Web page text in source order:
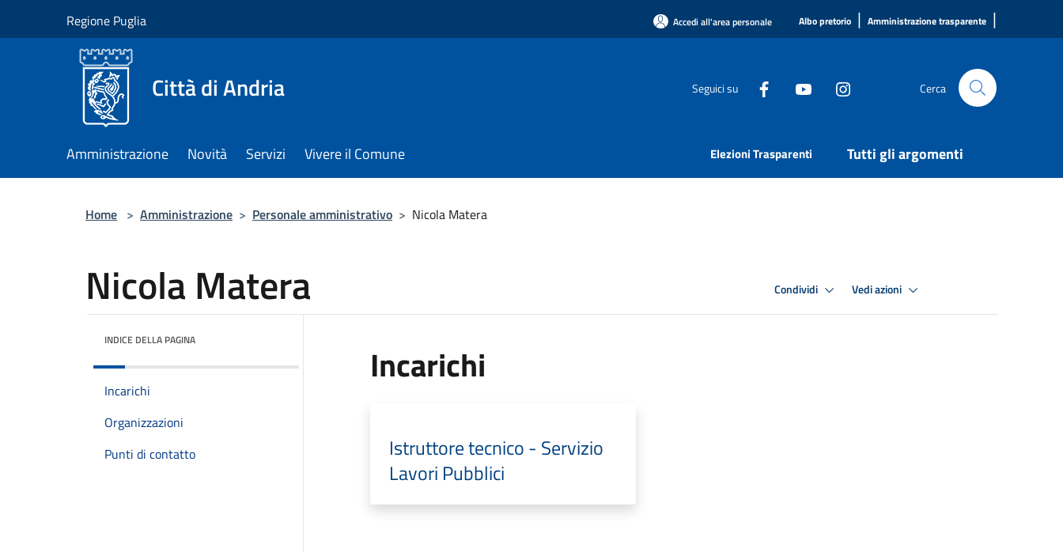
Regione Puglia Accedi all'area personale Albo pretorio | Amministrazione trasparente |
Città di Andria Seguici su Cerca
Amministrazione Novità Servizi Vivere il Comune Elezioni Trasparenti Tutti gli argomenti
Home > Amministrazione > Personale amministrativo > Nicola Matera
Nicola Matera Condividi Vedi azioni
INDICE DELLA PAGINA
Incarichi
Organizzazioni
Punti di contatto
Incarichi
Istruttore tecnico - Servizio
Lavori Pubblici